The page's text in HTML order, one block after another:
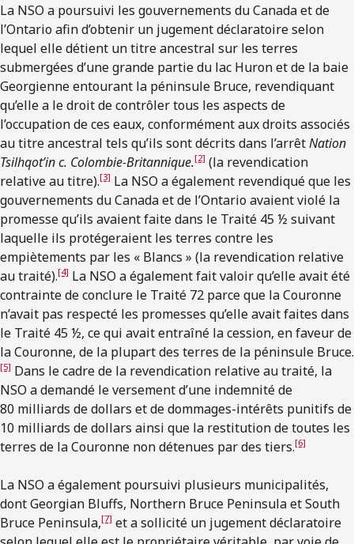
La NSO a poursuivi les gouvernements du Canada et de
l’Ontario afin d’obtenir un jugement déclaratoire selon
lequel elle détient un titre ancestral sur les terres
submergées d’une grande partie du lac Huron et de la baie
Georgienne entourant la péninsule Bruce, revendiquant
qu’elle a le droit de contrôler tous les aspects de
l’occupation de ces eaux, conformément aux droits associés
au titre ancestral tels qu’ils sont décrits dans l’arrêtNation
Tsilhqot’in c. Colombie-Britannique.[2] (la revendication
relative au titre).[3] La NSO a également revendiqué que les
gouvernements du Canada et de l’Ontario avaient violé la
promesse qu’ils avaient faite dans le Traité 45 ½ suivant
laquelle ils protégeraient les terres contre les
empiètements par les « Blancs » (la revendication relative
au traité).[4] La NSO a également fait valoir qu’elle avait été
contrainte de conclure le Traité 72 parce que la Couronne
n’avait pas respecté les promesses qu’elle avait faites dans
le Traité 45 ½, ce qui avait entraîné la cession, en faveur de
la Couronne, de la plupart des terres de la péninsule Bruce.
[5] Dans le cadre de la revendication relative au traité, la
NSO a demandé le versement d’une indemnité de
80 milliards de dollars et de dommages-intérêts punitifs de
10 milliards de dollars ainsi que la restitution de toutes les
terres de la Couronne non détenues par des tiers.[6]
La NSO a également poursuivi plusieurs municipalités,
dont Georgian Bluffs, Northern Bruce Peninsula et South
Bruce Peninsula,[7] et a sollicité un jugement déclaratoire